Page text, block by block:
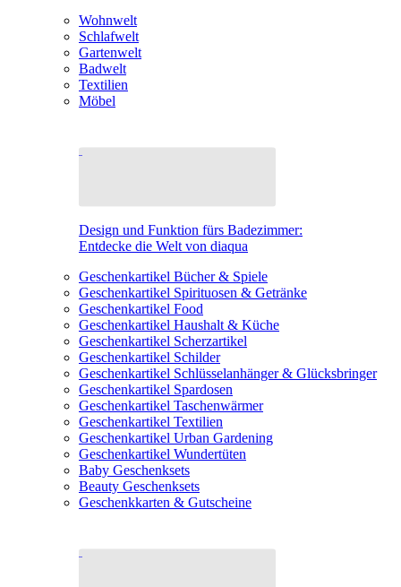
Wohnwelt
Schlafwelt
Gartenwelt
Badwelt
Textilien
Möbel
Design und Funktion fürs Badezimmer:
Entdecke die Welt von diaqua
Geschenkartikel Bücher & Spiele
Geschenkartikel Spirituosen & Getränke
Geschenkartikel Food
Geschenkartikel Haushalt & Küche
Geschenkartikel Scherzartikel
Geschenkartikel Schilder
Geschenkartikel Schlüsselanhänger & Glücksbringer
Geschenkartikel Spardosen
Geschenkartikel Taschenwärmer
Geschenkartikel Textilien
Geschenkartikel Urban Gardening
Geschenkartikel Wundertüten
Baby Geschenksets
Beauty Geschenksets
Geschenkkarten & Gutscheine